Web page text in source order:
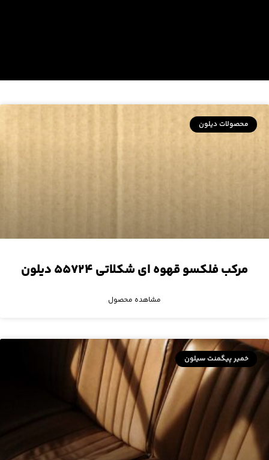
محصولات دیلون
مرکب فلکسو قهوه ای شکلاتی ۵۵۷۲۴ دیلون
مشاهده محصول
خمیر پیگمنت سیلون